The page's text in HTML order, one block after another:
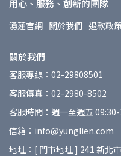
用心、服務、創新的團隊
湧蓮官網 關於我們 退款政
關於我們
客服專線：02-29808501
客服傳真：02-2980-8502
客服時間：週一至週五
信箱：info@yunglien.com
地址：[ 門市地址 ] 241 新